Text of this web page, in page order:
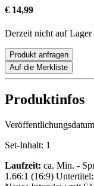
€ 14,99
Derzeit nicht auf Lager
Produkt anfragen
Auf die Merkliste
Produktinfos
Set-Inhalt: 1
Laufzeit: ca. Min. -
1.66:1 (16:9)